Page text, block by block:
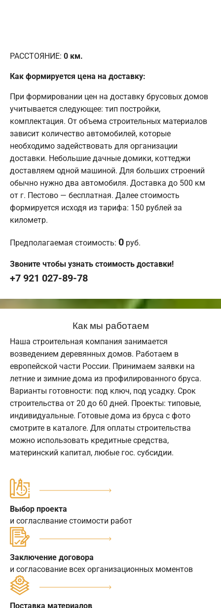
РАССТОЯНИЕ: 0 км.
Как формируется цена на доставку:
При формировании цен на доставку брусовых домов
учитывается следующее: тип постройки,
комплектация. От объема строительных материалов
зависит количество автомобилей, которые
необходимо задействовать для организации
доставки. Небольшие дачные домики, коттеджи
доставляем одной машиной. Для больших строений
обычно нужно два автомобиля. Доставка до 500 км
от г. Пестово — бесплатная. Далее стоимость
формируется исходя из тарифа: 150 рублей за
километр.
Предполагаемая стоимость: 0 руб.
Звоните чтобы узнать стоимость доставки!
+7 921 027-89-78
Как мы работаем
Наша строительная компания занимается
возведением деревянных домов. Работаем в
европейской части России. Принимаем заявки на
летние и зимние дома из профилированного бруса.
Варианты готовности: под ключ, под усадку. Срок
строительства от 20 до 60 дней. Проекты: типовые,
индивидуальные. Готовые дома из бруса с фото
смотрите в каталоге. Для оплаты строительства
можно использовать кредитные средства,
материнский капитал, любые гос. субсидии.
Выбор проекта
и согласлвание стоимости работ
Заключение договора
и согласование всех организационных моментов
Поставка материалов